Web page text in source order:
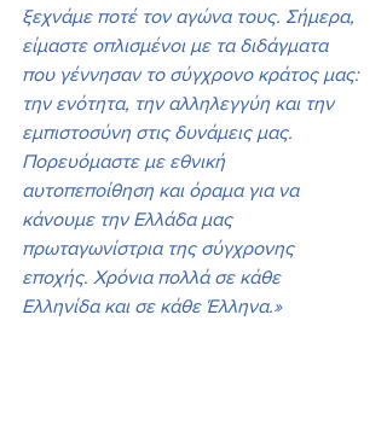
ξεχνάμε ποτέ τον αγώνα τους. Σήμερα,
είμαστε οπλισμένοι με τα διδάγματα
που γέννησαν το σύγχρονο κράτος μας:
την ενότητα, την αλληλεγγύη και την
εμπιστοσύνη στις δυνάμεις μας.
Πορευόμαστε με εθνική
αυτοπεποίθηση και όραμα για να
κάνουμε την Ελλάδα μας
πρωταγωνίστρια της σύγχρονης
εποχής. Χρόνια πολλά σε κάθε
Ελληνίδα και σε κάθε Έλληνα.»